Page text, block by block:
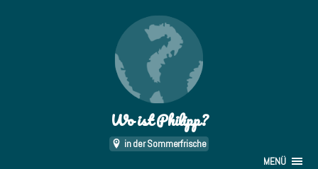
Wo ist Philipp?
in der Sommerfrische
MENÜ